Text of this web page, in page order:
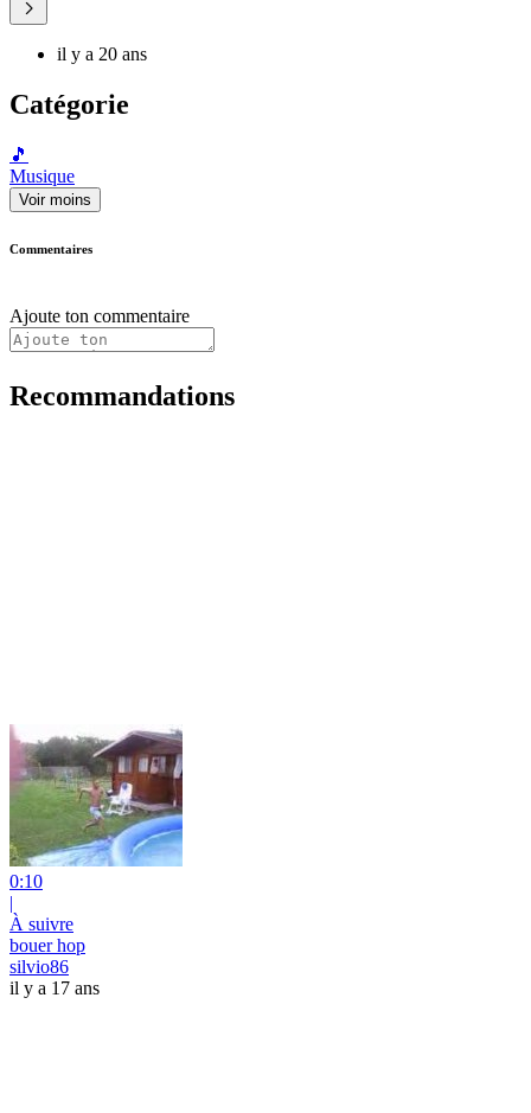
il y a 20 ans
Catégorie
🎵
Musique
Voir moins
Commentaires
Ajoute ton commentaire
Recommandations
0:10
|
À suivre
bouer hop
silvio86
il y a 17 ans